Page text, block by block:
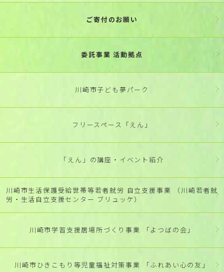
ご寄付のお願い
委託事業 活動拠点
川崎市子ども夢パーク
フリースペース「えん」
「えん」の講座・イベント紹介
川崎市生活保護受給世帯等若者就労 自立支援事業 （川崎若者就
労・生活自立支援センター ブリュッケ）
川崎市学習支援居場所づくり事業 「よつばの会」
川崎市ひきこもり等児童福祉対策事業 「ふれあい心の友」